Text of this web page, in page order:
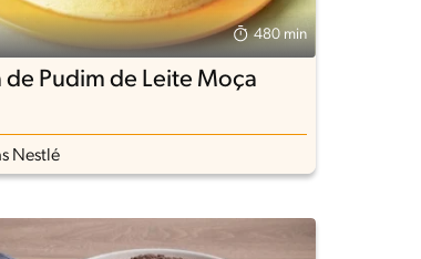
480 min
de Pudim de Leite Moça
Nestlé